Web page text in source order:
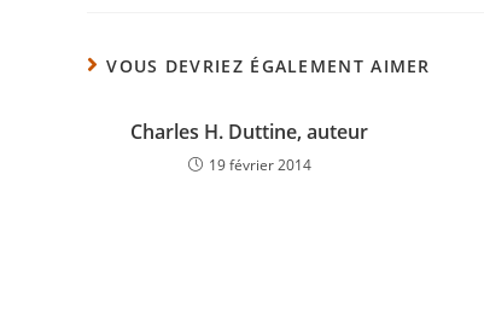
VOUS DEVRIEZ ÉGALEMENT AIMER
Charles H. Duttine, auteur
19 février 2014